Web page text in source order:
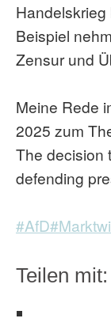
Beispiel
Zensur und
Meine Rede
2025 zum
The decision
defending
#AfD
Teilen mit: